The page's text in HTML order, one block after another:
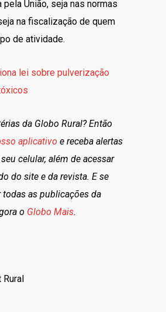
pela União, seja nas normas
na fiscalização de quem
de atividade.
lei sobre pulverização
da Globo Rural? Então
aplicativo e receba alertas
celular, além de acessar
do site e da revista. E se
todas as publicações da
o Globo Mais.
Rural